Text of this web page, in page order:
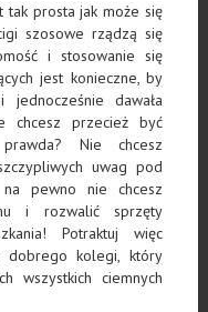
prosta jak może się
szosowe rządzą się
i stosowanie się
jest konieczne, by
dawała
chcesz przecież być
Nie chcesz
uwag pod
pewno nie chcesz
i rozwalić sprzęty
Potraktuj więc
dobrego kolegi, który
wszystkich ciemnych